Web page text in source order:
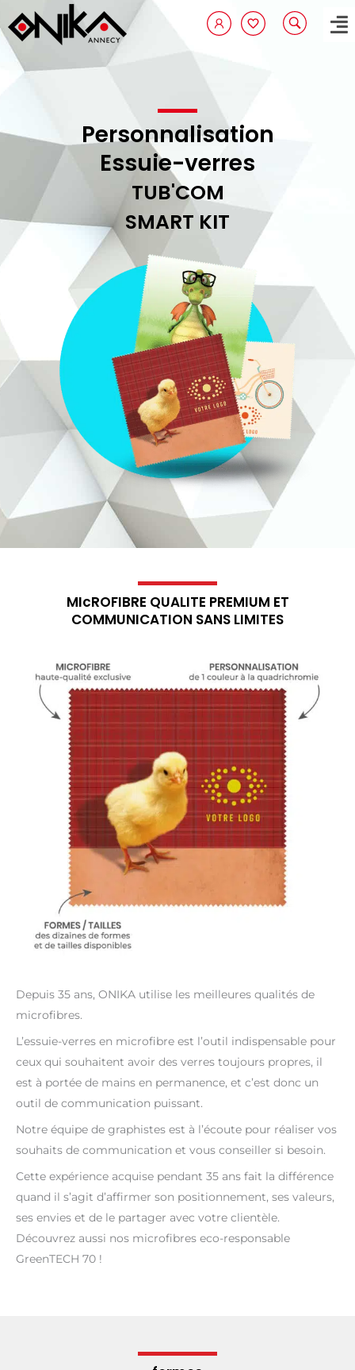
au
contenu
Personnalisation
Essuie-verres
TUB'COM
SMART KIT
MIcROFIBRE QUALITE PREMIUM ET
COMMUNICATION SANS LIMITES
Depuis 35 ans, ONIKA utilise les meilleures qualités de
microfibres.
L’essuie-verres en microfibre est l’outil indispensable pour
ceux qui souhaitent avoir des verres toujours propres, il
est à portée de mains en permanence, et c’est donc un
outil de communication puissant.
Notre équipe de graphistes est à l’écoute pour réaliser vos
souhaits de communication et vous conseiller si besoin.
Cette expérience acquise pendant 35 ans fait la différence
quand il s’agit d’affirmer son positionnement, ses valeurs,
ses envies et de le partager avec votre clientèle.
Découvrez aussi nos microfibres eco-responsable
GreenTECH 70 !